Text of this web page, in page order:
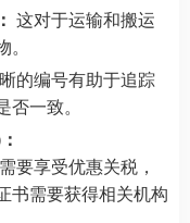
这对于运输和搬运
的编号有助于追踪
一致。
要享受优惠关税，
书需要获得相关机构